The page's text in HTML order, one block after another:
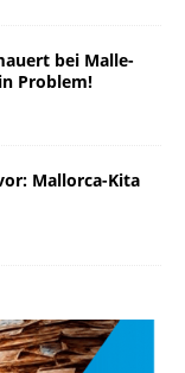
bei Malle-
Problem!
Mallorca-Kita